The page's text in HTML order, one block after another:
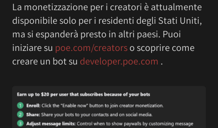
La monetizzazione per i creatori è attualmente
disponibile solo per i residenti degli Stati Uniti,
ma si espanderà presto in altri paesi. Puoi
iniziare su poe.com/creatorso scoprire come
creare un bot su developer.poe.com .